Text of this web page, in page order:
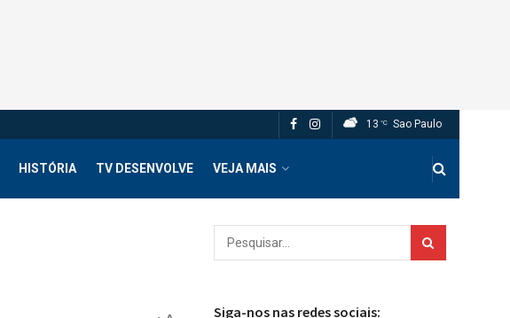
13 °C Sao Paulo
HISTÓRIA TV DESENVOLVE VEJA MAIS
Siga-nos nas redes sociais: